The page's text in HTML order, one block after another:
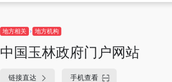
地方相关 地方机构
中国玉林政府门户网站
链接直达 手机查看